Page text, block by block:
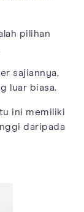
pilihan
sajiannya,
luar biasa.
ini memiliki
daripada